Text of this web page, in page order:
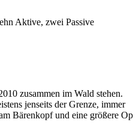
Aktive, zwei Passive
zusammen im Wald stehen.
jenseits der Grenze, immer
Bärenkopf und eine größere Op